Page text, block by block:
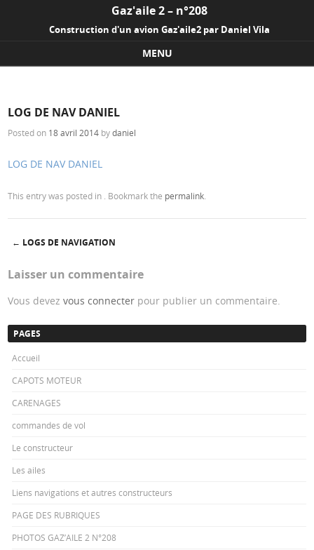
Gaz'aile 2 – n°208
Construction d'un avion Gaz'aile2 par Daniel Vila
MENU
LOG DE NAV DANIEL
Posted on 18 avril 2014 bydaniel
LOG DE NAV DANIEL
This entry was posted in . Bookmark the permalink
Post navigation
← LOGS DE NAVIGATION
Laisser un commentaire
Vous devezvous connecter pour publier un commentaire.
PAGES
Accueil
CAPOTS MOTEUR
CARENAGES
commandes de vol
Le constructeur
Les ailes
Liens navigations et autres constructeurs
PAGE DES RUBRIQUES
PHOTOS GAZ’AILE 2 N°208